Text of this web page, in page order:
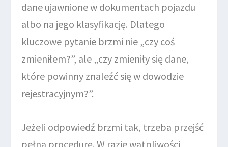
dane ujawnione w dokumentach pojazdu
albo na jego klasyfikację. Dlatego
kluczowe pytanie brzmi nie „czy coś
zmieniłem?”, ale „czy zmieniły się dane,
które powinny znaleźć się w dowodzie
rejestracyjnym?”.
Jeżeli odpowiedź brzmi tak, trzeba przejść
pełną procedurę. W razie wątpliwości